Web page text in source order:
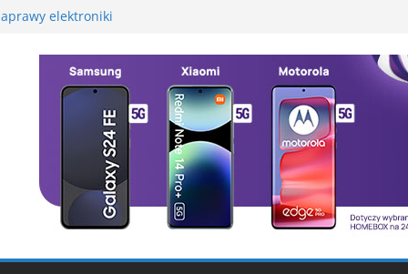
elektroniki
Huawei
2 – test, recenzja
fotograficznego
to już nie problem